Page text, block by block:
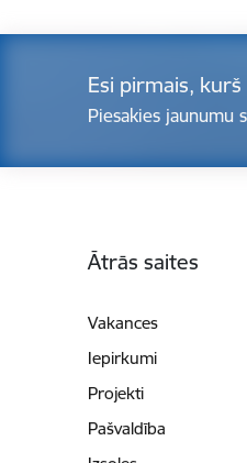
Esi pirmais, kurš
Piesakies jaunumu
Ātrās saites
Vakances
Iepirkumi
Projekti
Pašvaldība